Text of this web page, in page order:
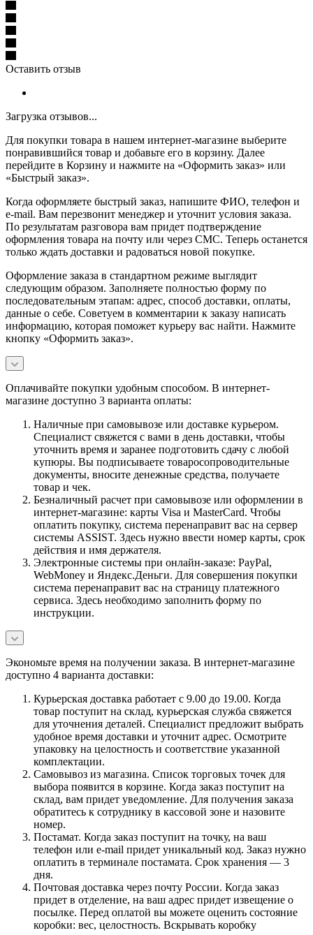
Оставить отзыв
Загрузка отзывов...
Для покупки товара в нашем интернет-магазине выберите
понравившийся товар и добавьте его в корзину. Далее
перейдите в Корзину и нажмите на «Оформить заказ» или
«Быстрый заказ».
Когда оформляете быстрый заказ, напишите ФИО, телефон и
e-mail. Вам перезвонит менеджер и уточнит условия заказа.
По результатам разговора вам придет подтверждение
оформления товара на почту или через СМС. Теперь останется
только ждать доставки и радоваться новой покупке.
Оформление заказа в стандартном режиме выглядит
следующим образом. Заполняете полностью форму по
последовательным этапам: адрес, способ доставки, оплаты,
данные о себе. Советуем в комментарии к заказу написать
информацию, которая поможет курьеру вас найти. Нажмите
кнопку «Оформить заказ».
Оплачивайте покупки удобным способом. В интернет-
магазине доступно 3 варианта оплаты:
Наличные при самовывозе или доставке курьером.
Специалист свяжется с вами в день доставки, чтобы
уточнить время и заранее подготовить сдачу с любой
купюры. Вы подписываете товаросопроводительные
документы, вносите денежные средства, получаете
товар и чек.
Безналичный расчет при самовывозе или оформлении в
интернет-магазине: карты Visa и MasterCard. Чтобы
оплатить покупку, система перенаправит вас на сервер
системы ASSIST. Здесь нужно ввести номер карты, срок
действия и имя держателя.
Электронные системы при онлайн-заказе: PayPal,
WebMoney и Яндекс.Деньги. Для совершения покупки
система перенаправит вас на страницу платежного
сервиса. Здесь необходимо заполнить форму по
инструкции.
Экономьте время на получении заказа. В интернет-магазине
доступно 4 варианта доставки:
Курьерская доставка работает с 9.00 до 19.00. Когда
товар поступит на склад, курьерская служба свяжется
для уточнения деталей. Специалист предложит выбрать
удобное время доставки и уточнит адрес. Осмотрите
упаковку на целостность и соответствие указанной
комплектации.
Самовывоз из магазина. Список торговых точек для
выбора появится в корзине. Когда заказ поступит на
склад, вам придет уведомление. Для получения заказа
обратитесь к сотруднику в кассовой зоне и назовите
номер.
Постамат. Когда заказ поступит на точку, на ваш
телефон или e-mail придет уникальный код. Заказ нужно
оплатить в терминале постамата. Срок хранения — 3
дня.
Почтовая доставка через почту России. Когда заказ
придет в отделение, на ваш адрес придет извещение о
посылке. Перед оплатой вы можете оценить состояние
коробки: вес, целостность. Вскрывать коробку